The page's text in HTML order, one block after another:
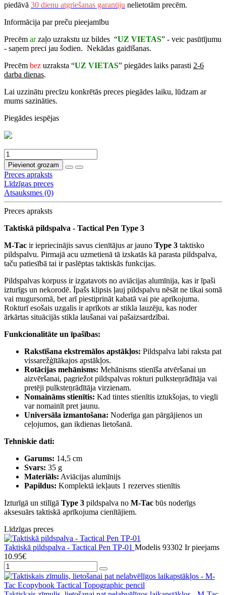
piedāvā 30 dienu atgriešanas garantiju nelietotām precēm.
Informācija par preču pieejamību
Precēm arzaļo uzrakstu uz bildes “UZ VIETAS” - veic pasūtījumu
- saņem preci jau šodien. Nekādas gaidīšanas.
Precēm bez uzraksta “UZ VIETAS” piegādes laiks parasti 2-6
darba dienas.
Lai uzzinātu precīzu konkrētās preces piegādes laiku, lūdzam ar
mums sazināties.
Piegādes iespējas
Pievienot grozam
Preces apraksts
Līdzīgas preces
Atsauksmes (0)
Preces apraksts
Taktiskā pildspalva - Tactical Pen Type 3
M-Tac ir iepriecinājis savus cienītājus ar jauno Type 3 taktisko
pildspalvu. Pirmajā acu uzmetienā tā izskatās kā parasta pildspalva,
taču patiesībā tai ir paslēptas taktiskās funkcijas.
Pildspalvas korpuss ir izgatavots no aviācijas alumīnija, kas ir īpaši
izturīgs un nekorodē. Īpašs klipsis ļauj pildspalvu nēsāt ne tikai somā
vai mugursomā, bet arī piestiprināt kabatā vai pie aprīkojuma.
Rokturī esošais uzgalis ir aprīkots ar stikla lauzēju, kas noder
ārkārtas situācijās stikla laušanai vai pašaizsardzībai.
Funkcionalitāte un īpašības:
Rakstīšana ekstremālos apstākļos: Pildspalva labi raksta pat
vissarežģītākajos apstākļos.
Rotācijas mehānisms: Mehānisms stienīša atvēršanai un
aizvēršanai, pagriežot pildspalvas rokturi pulksteņrādītāja vai
pretēji pulksteņrādītāja virzienam.
Nomaināms stienītis: Kad tintes stienītis iztukšojas, to viegli
var nomainīt pret jaunu.
Universāla izmantošana: Noderīga gan pārgājienos un
ceļojumos, gan ikdienas lietošanā.
Tehniskie dati:
Garums: 14,5 cm
Svars: 35 g
Materiāls: Aviācijas alumīnijs
Papildus: Komplektā iekļauts 1 rezerves stienītis
Izturīgā un stilīgā Type 3 pildspalva no M-Tac būs noderīgs
aksesuārs taktiskā aprīkojuma cienītājiem.
Līdzīgas preces
Taktiskā pildspalva - Tactical Pen TP-01 Modelis 93302 Ir pieejams
10.95€